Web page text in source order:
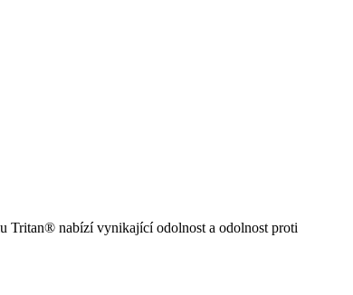
Tritan® nabízí vynikající odolnost a odolnost proti